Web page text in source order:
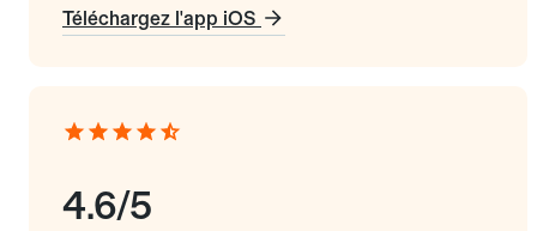
Téléchargez l'app iOS
4.6/5